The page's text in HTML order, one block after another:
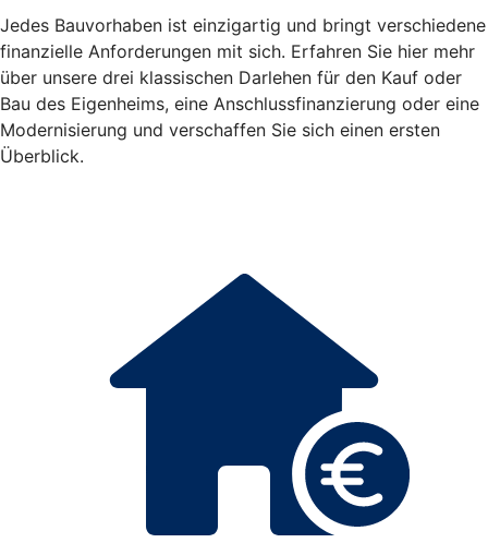
Jedes Bauvorhaben ist einzigartig und bringt verschiedene
finanzielle Anforderungen mit sich. Erfahren Sie hier mehr
über unsere drei klassischen Darlehen für den Kauf oder
Bau des Eigenheims, eine Anschlussfinanzierung oder eine
Modernisierung und verschaffen Sie sich einen ersten
Überblick.